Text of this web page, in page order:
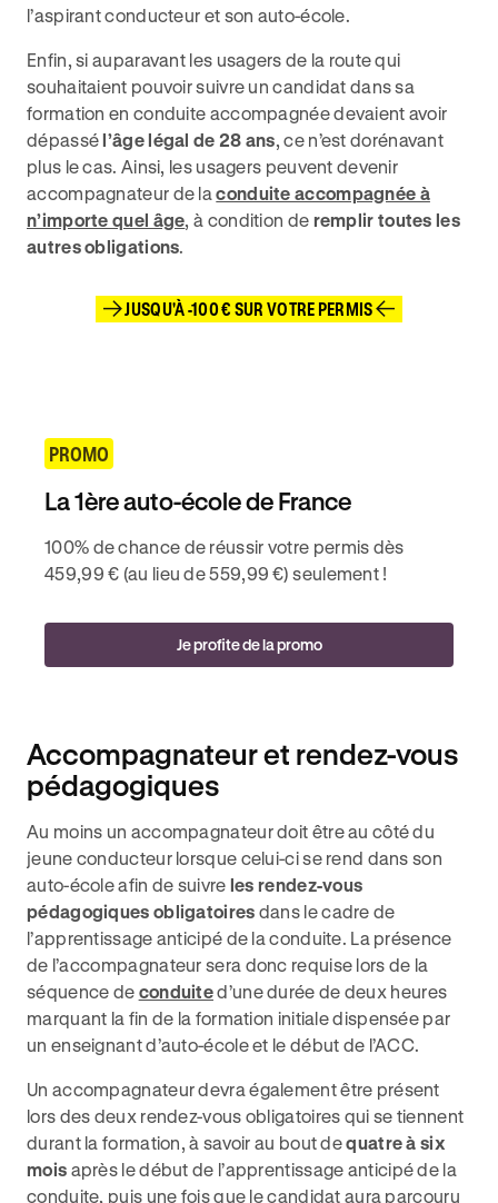
l’aspirant conducteur et son auto-école.
Enfin, si auparavant les usagers de la route qui
souhaitaient pouvoir suivre un candidat dans sa
formation en conduite accompagnée devaient avoir
dépassél’âge légal de 28 ans, ce n’est dorénavant
plus le cas. Ainsi, les usagers peuvent devenir
accompagnateur de laconduite accompagnée à
n’importe quel âge, à condition de remplir toutes les
autres obligations.
JUSQU'À -100 € SUR VOTRE PERMIS
PROMO
La 1ère auto-école de France
100% de chance de réussir votre permis dès
459,99 € (au lieu de 559,99 €) seulement !
Je profite de la promo
Accompagnateur et rendez-vous
pédagogiques
Au moins un accompagnateur doit être au côté du
jeune conducteur lorsque celui-ci se rend dans son
auto-école afin de suivre les rendez-vous
pédagogiques obligatoires dans le cadre de
l’apprentissage anticipé de la conduite. La présence
de l’accompagnateur sera donc requise lors de la
séquence de conduited’une durée de deux heures
marquant la fin de la formation initiale dispensée par
un enseignant d’auto-école et le début de l’ACC.
Un accompagnateur devra également être présent
lors des deux rendez-vous obligatoires qui se tiennent
durant la formation, à savoir au bout dequatre à six
mois après le début de l’apprentissage anticipé de la
conduite, puis une fois que le candidat aura parcouru